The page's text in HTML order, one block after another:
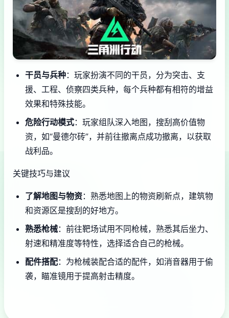
干员与兵种：玩家扮演不同的干员，分为突击、支
援、工程、侦察四类兵种，每个兵种都有相符的增益
效果和特殊技能。
危险行动模式：玩家组队深入地图，搜刮高价值物
资，如“曼德尔砖”，并前往撤离点成功撤离，以获取
战利品。
关键技巧与建议
了解地图与物资：熟悉地图上的物资刷新点，建筑物
和资源区是搜刮的好地方。
熟悉枪械：前往靶场试用不同枪械，熟悉其后坐力、
射速和精准度等特性，选择适合自己的枪械。
配件搭配：为枪械装配合适的配件，如消音器用于偷
袭，瞄准镜用于提高射击精度。